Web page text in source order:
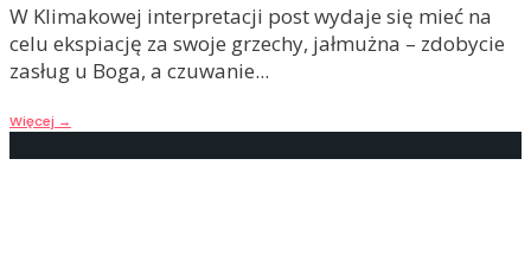
W Klimakowej interpretacji post wydaje się mieć na
celu ekspiację za swoje grzechy, jałmużna – zdobycie
zasług u Boga, a czuwanie...
Więcej →